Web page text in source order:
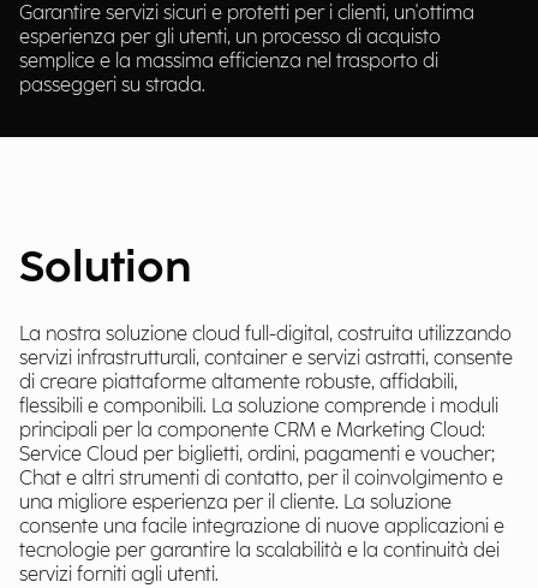
Garantire servizi sicuri e protetti per i clienti, un'ottima
esperienza per gli utenti, un processo di acquisto
semplice e la massima efficienza nel trasporto di
passeggeri su strada.
Solution
La nostra soluzione cloud full-digital, costruita utilizzando
servizi infrastrutturali, container e servizi astratti, consente
di creare piattaforme altamente robuste, affidabili,
flessibili e componibili. La soluzione comprende i moduli
principali per la componente CRM e Marketing Cloud:
Service Cloud per biglietti, ordini, pagamenti e voucher;
Chat e altri strumenti di contatto, per il coinvolgimento e
una migliore esperienza per il cliente. La soluzione
consente una facile integrazione di nuove applicazioni e
tecnologie per garantire la scalabilità e la continuità dei
servizi forniti agli utenti.